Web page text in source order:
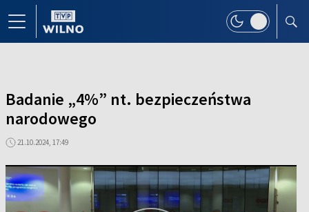
Badanie „4%” nt. bezpieczeństwa
narodowego
21.10.2024, 17:49